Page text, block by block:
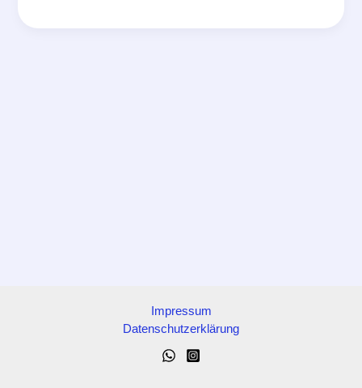
Impressum
Datenschutzerklärung